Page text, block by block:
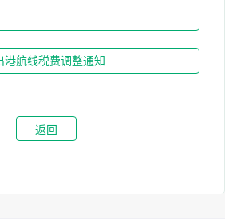
港航线税费调整通知
返回